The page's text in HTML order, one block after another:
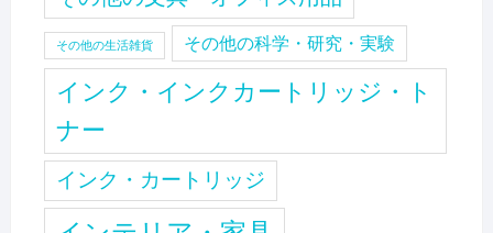
その他の生活雑貨 その他の科学・研究・実験
インク・インクカートリッジ・ト
ナー
インク・カートリッジ